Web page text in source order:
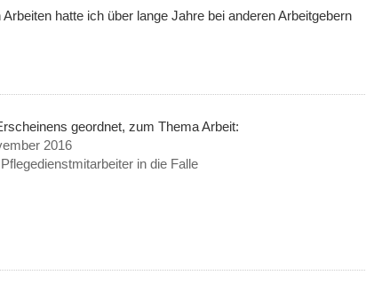
hatte ich über lange Jahre bei anderen Arbeitgebern
geordnet, zum Thema Arbeit:
2016
in die Falle